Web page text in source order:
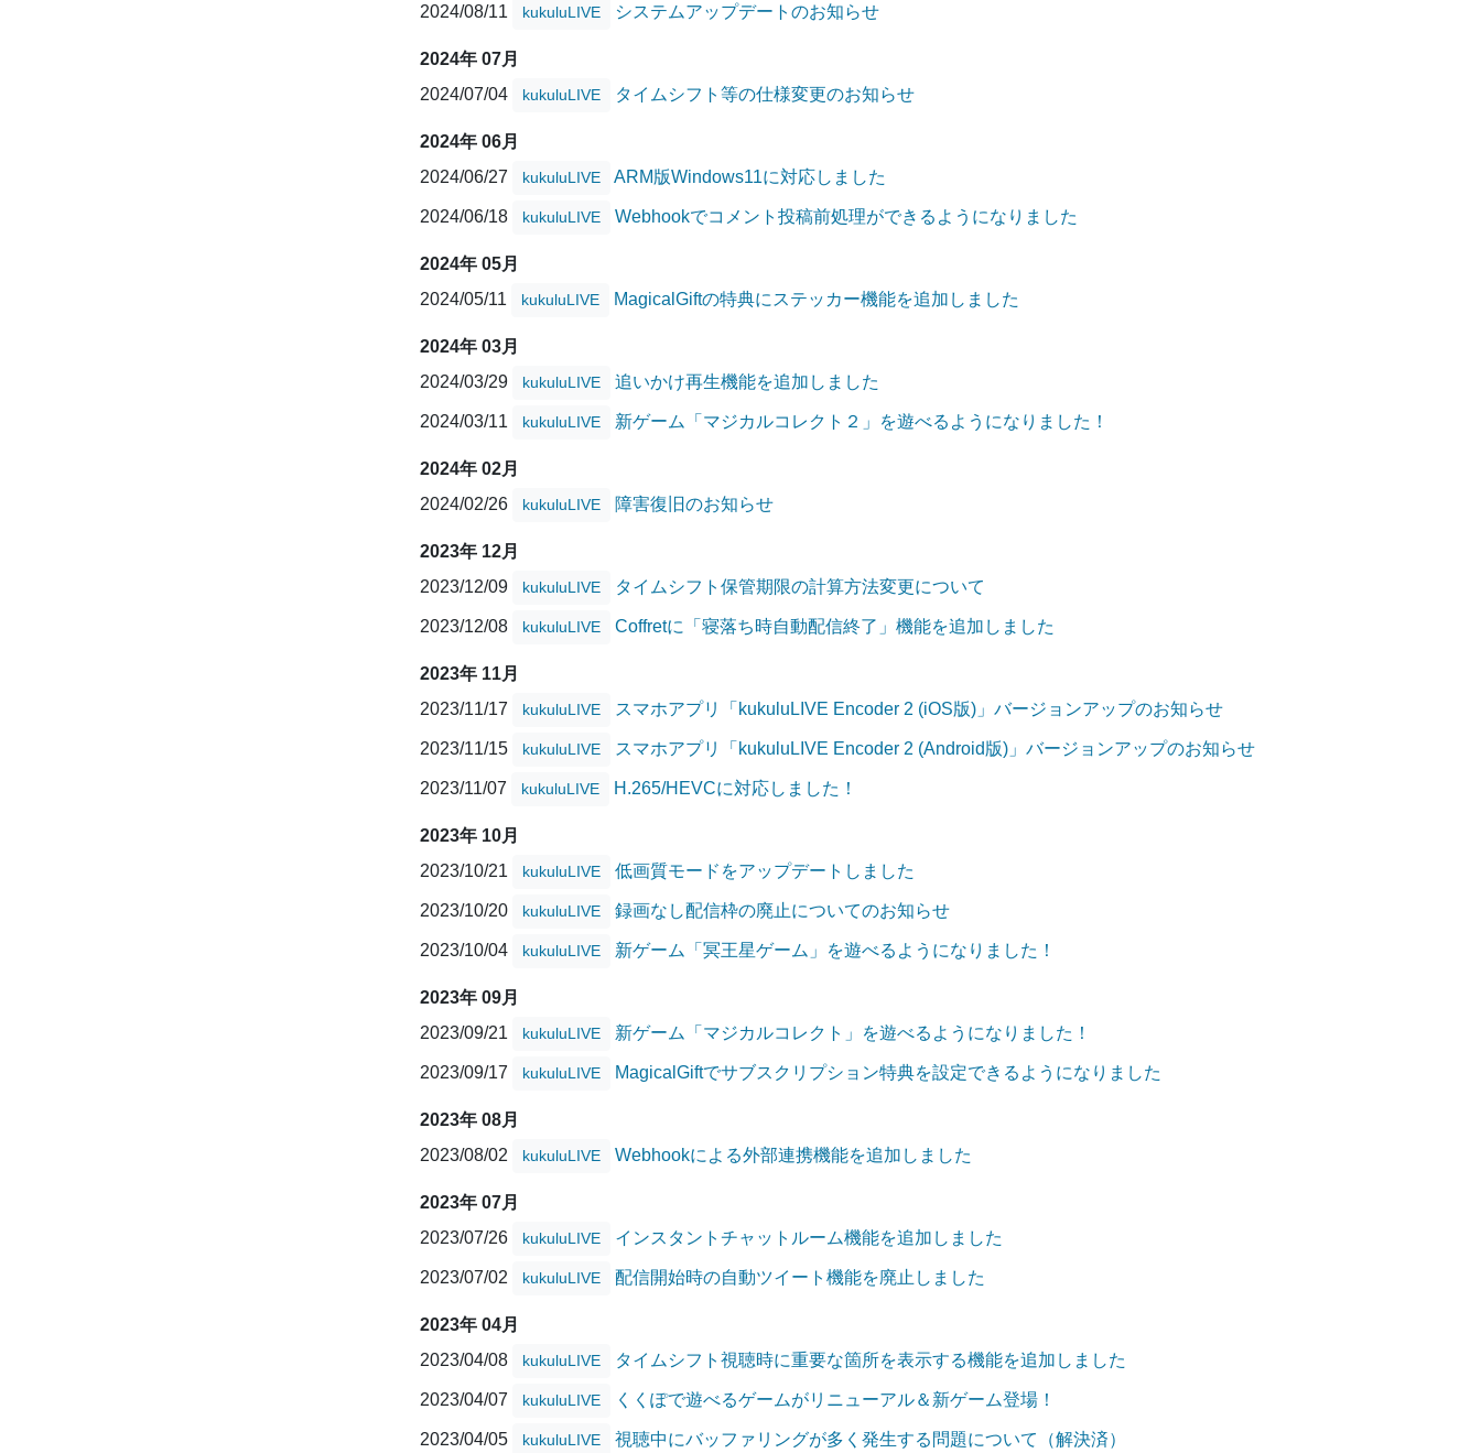
2024/08/11 kukuluLIVE システムアップデートのお知らせ
2024年 07月
2024/07/04
kukuluLIVE タイムシフト等の仕様変更のお知らせ
2024年 06月
2024/06/27
kukuluLIVE ARM版Windows11に対応しました
2024/06/18 kukuluLIVE Webhookでコメント投稿前処理ができるようになりました
2024年 05月
2024/05/11
kukuluLIVE MagicalGiftの特典にステッカー機能を追加しました
2024年 03月
2024/03/29
kukuluLIVE 追いかけ再生機能を追加しました
2024/03/11 kukuluLIVE 新ゲーム「マジカルコレクト２」を遊べるようになりました！
2024年 02月
2024/02/26
kukuluLIVE 障害復旧のお知らせ
2023年 12月
2023/12/09
kukuluLIVE タイムシフト保管期限の計算方法変更について
2023/12/08 kukuluLIVE Coffretに「寝落ち時自動配信終了」機能を追加しました
2023年 11月
2023/11/17
kukuluLIVE スマホアプリ「kukuluLIVE Encoder 2 (iOS版)」バージョンアップのお知らせ
2023/11/15 kukuluLIVE スマホアプリ「kukuluLIVE Encoder 2 (Android版)」バージョンアップのお知らせ
2023/11/07 kukuluLIVE H.265/HEVCに対応しました！
2023年 10月
2023/10/21
kukuluLIVE 低画質モードをアップデートしました
2023/10/20 kukuluLIVE 録画なし配信枠の廃止についてのお知らせ
2023/10/04 kukuluLIVE 新ゲーム「冥王星ゲーム」を遊べるようになりました！
2023年 09月
2023/09/21
kukuluLIVE 新ゲーム「マジカルコレクト」を遊べるようになりました！
2023/09/17 kukuluLIVE MagicalGiftでサブスクリプション特典を設定できるようになりました
2023年 08月
2023/08/02
kukuluLIVE Webhookによる外部連携機能を追加しました
2023年 07月
2023/07/26
kukuluLIVE インスタントチャットルーム機能を追加しました
2023/07/02 kukuluLIVE 配信開始時の自動ツイート機能を廃止しました
2023年 04月
2023/04/08
kukuluLIVE タイムシフト視聴時に重要な箇所を表示する機能を追加しました
2023/04/07 kukuluLIVE くくぽで遊べるゲームがリニューアル＆新ゲーム登場！
2023/04/05 kukuluLIVE 視聴中にバッファリングが多く発生する問題について（解決済）